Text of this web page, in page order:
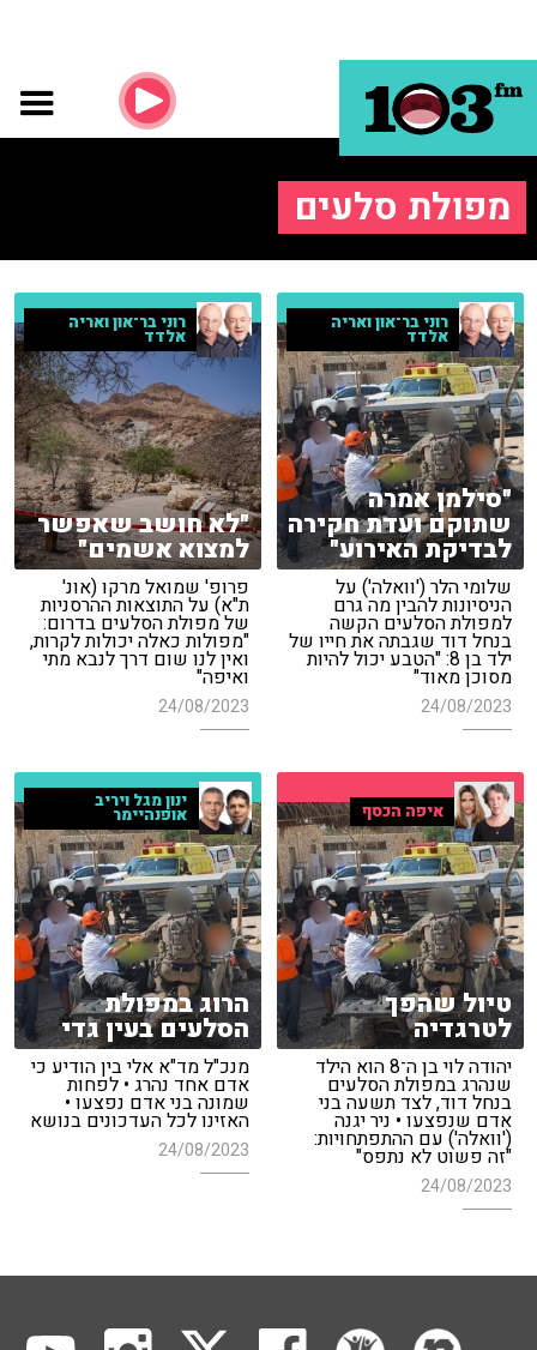
מפולת סלעים
רוני בר־און ואריה
אלדד
"סילמן אמרה
שתוקם ועדת חקירה
לבדיקת האירוע"
שלומי הלר ('וואלה') על
הניסיונות להבין מה גרם
למפולת הסלעים הקשה
בנחל דוד שגבתה את חייו של
ילד בן 8: "הטבע יכול להיות
מסוכן מאוד"
24/08/2023
רוני בר־און ואריה
אלדד
"לא חושב שאפשר
למצוא אשמים"
פרופ' שמואל מרקו (אונ'
ת"א) על התוצאות ההרסניות
של מפולת הסלעים בדרום:
"מפולות כאלה יכולות לקרות,
ואין לנו שום דרך לנבא מתי
ואיפה"
24/08/2023
איפה הכסף
טיול שהפך
לטרגדיה
יהודה לוי בן ה־8 הוא הילד
שנהרג במפולת הסלעים
בנחל דוד, לצד תשעה בני
אדם שנפצעו • ניר יגנה
('וואלה') עם ההתפתחויות:
"זה פשוט לא נתפס"
24/08/2023
ינון מגל ויריב
אופנהיימר
הרוג במפולת
הסלעים בעין גדי
מנכ"ל מד"א אלי בין הודיע כי
אדם אחד נהרג • לפחות
שמונה בני אדם נפצעו •
האזינו לכל העדכונים בנושא
24/08/2023